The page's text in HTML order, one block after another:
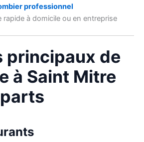
professionnel
rapide à domicile ou en entreprise
principaux de
à Saint Mitre